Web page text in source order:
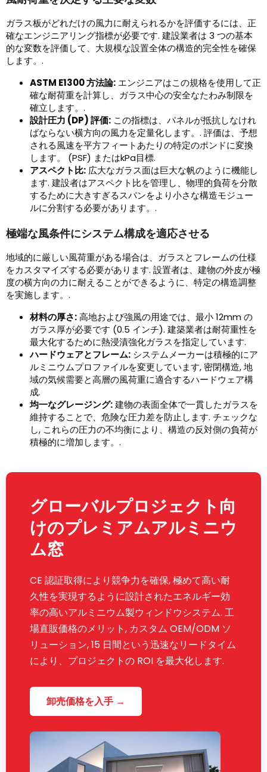
ガラス板がどれだけの風力に耐えられるかを評価するには、正
確なエンジニアリング指標が必要です. 建設業者は 3 つの基本
的な変数を評価して、大規模な設置全体の構造的完全性を確保
します。.
ASTM E1300 方法論: エンジニアはこの規格を使用して正
確な耐荷重を計算し、ガラス中心の安全なたわみ制限を
確立します。.
設計圧力 (DP) 評価: この指標は、パネルが抵抗しなけれ
ばならない横方向の風力を定量化します。. 評価は、予想
される風速を平方フィートあたりの特定のポンドに変換
します。 (PSF) またはkPa目標.
アスペクト比: 広大なガラス面は巨大な帆のように機能し
ます. 建設者はアスペクト比を管理し、物理的負荷を分散
するために大きすぎるスパンをより小さな構造モジュー
ルに分割する必要があります。.
極端な風条件にシステム構成を適応させる
地域的に厳しい風荷重がある場合は、ガラスとフレームの仕様
をカスタマイズする必要があります. 設置者は、建物の外皮が極
度の横方向の力に耐えることができるように、特定の構造調整
を実施します。.
材料の厚さ:高地および強風の用途では、最小 12mm の
ガラス厚が必要です (0.5 インチ). 建築業者は耐荷重性を
最大化するために熱浸漬強化ガラスを指定しています.
ハードウェアとフレーム: システムメーカーは積極的にア
ルミニウムプロファイルを変更しています, 密閉構造, 地
域の気候需要と高層の風荷重に適合するハードウェア構
成.
均一なグレージング:建物の表面全体で一貫したガラスを
維持することで、危険な圧力差を防止します. チェックな
し, これらの圧力の不均衡により、構造の反対側の負荷が
積極的に増加します。.
グローバルプロジェクト向
けのプレミアムアルミニウ
ム窓
CE 認証取得により競争力を確保, 極めて高い耐
久性を実現するように設計されたエネルギー効
率の高いアルミニウム製ウィンドウシステム. 工
場直販価格のメリット, カスタム OEM/ODM ソ
リューション, 15 日間という迅速なリードタイム
により、プロジェクトの ROI を最大化します.
卸売価格を入手 →